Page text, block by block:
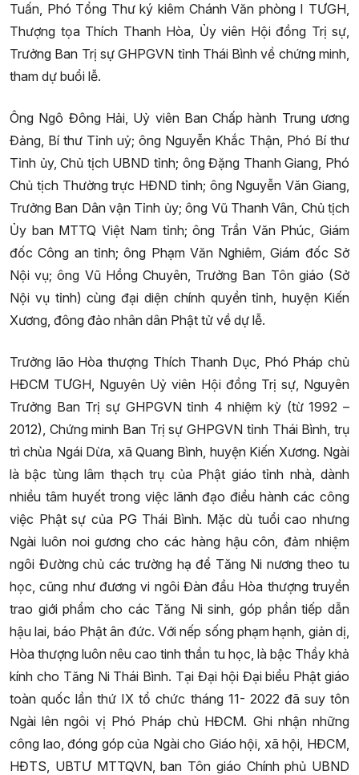
Tuấn, Phó Tổng Thư ký kiêm Chánh Văn phòng I TƯGH,
Thượng tọa Thích Thanh Hòa, Ủy viên Hội đồng Trị sự,
Trưởng Ban Trị sự GHPGVN tỉnh Thái Bình về chứng minh,
tham dự buổi lễ.
Ông Ngô Đông Hải, Uỷ viên Ban Chấp hành Trung ương
Đảng, Bí thư Tỉnh uỷ; ông Nguyễn Khắc Thận, Phó Bí thư
Tỉnh ủy, Chủ tịch UBND tỉnh; ông Đặng Thanh Giang, Phó
Chủ tịch Thường trực HĐND tỉnh; ông Nguyễn Văn Giang,
Trưởng Ban Dân vận Tỉnh ủy; ông Vũ Thanh Vân, Chủ tịch
Ủy ban MTTQ Việt Nam tỉnh; ông Trần Văn Phúc, Giám
đốc Công an tỉnh; ông Phạm Văn Nghiêm, Giám đốc Sở
Nội vụ; ông Vũ Hồng Chuyên, Trưởng Ban Tôn giáo (Sở
Nội vụ tỉnh) cùng đại diện chính quyền tỉnh, huyện Kiến
Xương, đông đảo nhân dân Phật tử về dự lễ.
Trưởng lão Hòa thượng Thích Thanh Dục, Phó Pháp chủ
HĐCM TƯGH, Nguyên Uỷ viên Hội đồng Trị sự, Nguyên
Trưởng Ban Trị sự GHPGVN tỉnh 4 nhiệm kỳ (từ 1992 –
2012), Chứng minh Ban Trị sự GHPGVN tỉnh Thái Bình, trụ
trì chùa Ngái Dừa, xã Quang Bình, huyện Kiến Xương. Ngài
là bậc tùng lâm thạch trụ của Phật giáo tỉnh nhà, dành
nhiều tâm huyết trong việc lãnh đạo điều hành các công
việc Phật sự của PG Thái Bình. Mặc dù tuổi cao nhưng
Ngài luôn noi gương cho các hàng hậu côn, đảm nhiệm
ngôi Đường chủ các trường hạ để Tăng Ni nương theo tu
học, cũng như đương vi ngôi Đàn đầu Hòa thượng truyền
trao giới phẩm cho các Tăng Ni sinh, góp phần tiếp dẫn
hậu lai, báo Phật ân đức. Với nếp sống phạm hạnh, giản dị,
Hòa thượng luôn nêu cao tinh thần tu học, là bậc Thầy khả
kính cho Tăng Ni Thái Bình. Tại Đại hội Đại biểu Phật giáo
toàn quốc lần thứ IX tổ chức tháng 11- 2022 đã suy tôn
Ngài lên ngôi vị Phó Pháp chủ HĐCM. Ghi nhận những
công lao, đóng góp của Ngài cho Giáo hội, xã hội, HĐCM,
HĐTS, UBTƯ MTTQVN, ban Tôn giáo Chính phủ UBND